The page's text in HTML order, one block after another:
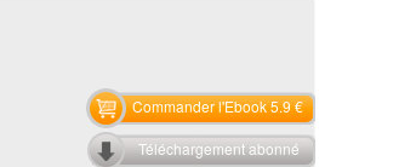
Commander l'Ebook 5.9 €
Téléchargement abonné